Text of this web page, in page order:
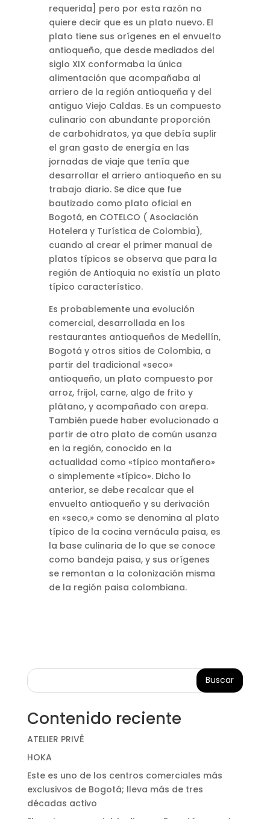
requerida] pero por esta razón no
quiere decir que es un plato nuevo. El
plato tiene sus orígenes en el envuelto
antioqueño, que desde mediados del
siglo XIX conformaba la única
alimentación que acompañaba al
arriero de la región antioqueña y del
antiguo Viejo Caldas. Es un compuesto
culinario con abundante proporción
de carbohidratos, ya que debía suplir
el gran gasto de energía en las
jornadas de viaje que tenía que
desarrollar el arriero antioqueño en su
trabajo diario. Se dice que fue
bautizado como plato oficial en
Bogotá, en COTELCO ( Asociación
Hotelera y Turística de Colombia),
cuando al crear el primer manual de
platos típicos se observa que para la
región de Antioquia no existía un plato
típico característico.
Es probablemente una evolución
comercial, desarrollada en los
restaurantes antioqueños de Medellín,
Bogotá y otros sitios de Colombia, a
partir del tradicional «seco»
antioqueño, un plato compuesto por
arroz, frijol, carne, algo de frito y
plátano, y acompañado con arepa.
También puede haber evolucionado a
partir de otro plato de común usanza
en la región, conocido en la
actualidad como «típico montañero»
o simplemente «típico». Dicho lo
anterior, se debe recalcar que el
envuelto antioqueño y su derivación
en «seco,» como se denomina al plato
típico de la cocina vernácula paisa, es
la base culinaria de lo que se conoce
como bandeja paisa, y sus orígenes
se remontan a la colonización misma
de la región paisa colombiana.
Buscar
Contenido reciente
ATELIER PRIVÊ
HOKA
Este es uno de los centros comerciales más
exclusivos de Bogotá; lleva más de tres
décadas activo